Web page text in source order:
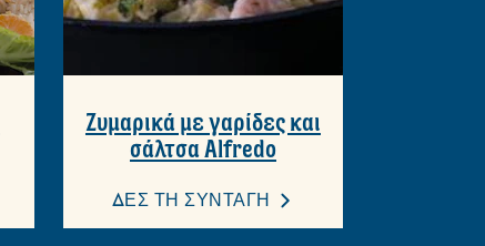
Ζυμαρικά με γαρίδες και
σάλτσα Alfredo
ΔΕΣ ΤΗ ΣΥΝΤΑΓΗ